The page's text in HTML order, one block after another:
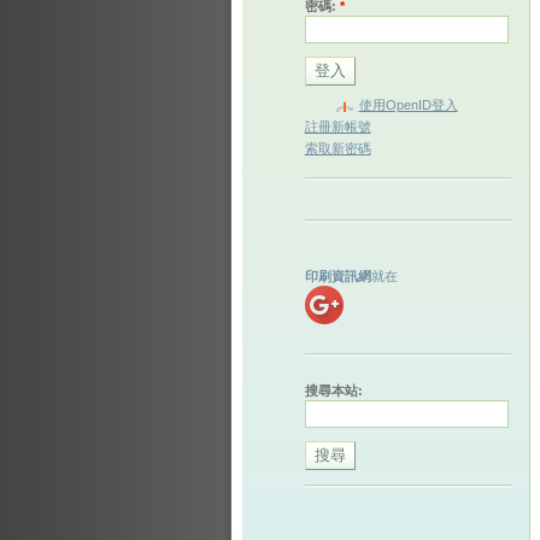
密碼: *
使用OpenID登入
註冊新帳號
索取新密碼
印刷資訊網就在
搜尋本站: